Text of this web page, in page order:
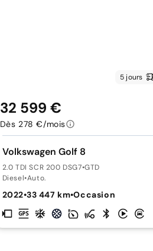
5 jours
Volkswagen Golf 8
2.0 TDI SCR 200 DSG7•GTD
Diesel•Auto.
2022•33 447 km•Occasion
32 599 €
Dès 278 €/mois